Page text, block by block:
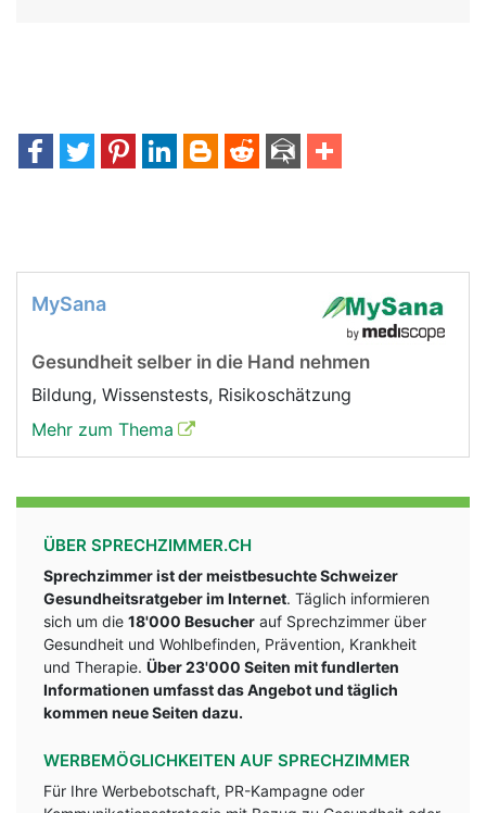
MySana
Gesundheit selber in die Hand nehmen
Bildung, Wissenstests, Risikoschätzung
Mehr zum Thema
ÜBER SPRECHZIMMER.CH
Sprechzimmer ist der meistbesuchte Schweizer
Gesundheitsratgeber im Internet. Täglich informieren
sich um die 18'000 Besucher auf Sprechzimmer über
Gesundheit und Wohlbefinden, Prävention, Krankheit
und Therapie. Über 23'000 Seiten mit fundlerten
Informationen umfasst das Angebot und täglich
kommen neue Seiten dazu.
WERBEMÖGLICHKEITEN AUF SPRECHZIMMER
Für Ihre Werbebotschaft, PR-Kampagne oder